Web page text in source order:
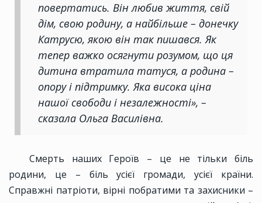
повертатись. Він любив життя, свій
дім, свою родину, а найбільше – донечку
Катрусю, якою він так пишався. Як
тепер важко осягнути розумом, що ця
дитина втратила татуся, а родина –
опору і підтримку. Яка висока ціна
нашої свободи і незалежності», –
сказала Ольга Василівна.
Смерть наших Героїв – це не тільки біль
родини, це – біль усієї громади, усієї країни.
Справжні патріоти, вірні побратими та захисники –